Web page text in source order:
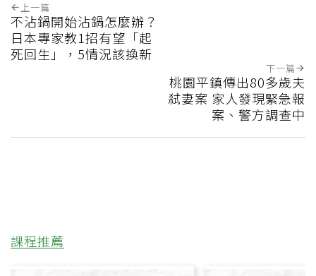
上一篇
不沾鍋開始沾鍋怎麼辦？
日本專家教1招有望「起
死回生」，5情況該換新
下一篇
桃園平鎮傳出80多歲夫
弒妻案 家人發現緊急報
案、警方調查中
課程推薦